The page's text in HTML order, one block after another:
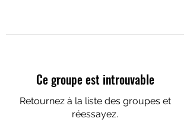
Ce groupe est introuvable
Retournez à la liste des groupes et
réessayez.